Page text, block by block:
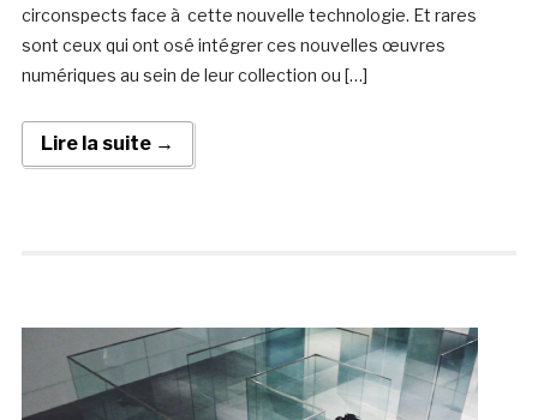
circonspects face à cette nouvelle technologie. Et rares
sont ceux qui ont osé intégrer ces nouvelles œuvres
numériques au sein de leur collection ou […]
Lire la suite →